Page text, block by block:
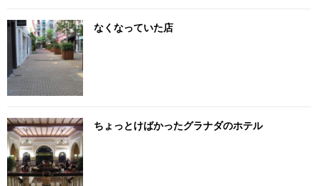
なくなっていた店
ちょっとけばかったグラナダのホテル